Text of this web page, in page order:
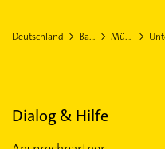
Deutschland Bayern München
Dialog & Hilfe